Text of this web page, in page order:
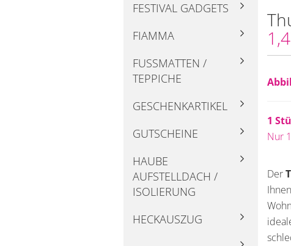
1
Nur
Der
FESTIVAL GADGETS
FIAMMA
FUSSMATTEN / T
EPPICHE
GESCHENKARTIKEL
GUTSCHEINE
HAUBE
AUFSTELLDACH /
ISOLIERUNG
HECKAUSZUG